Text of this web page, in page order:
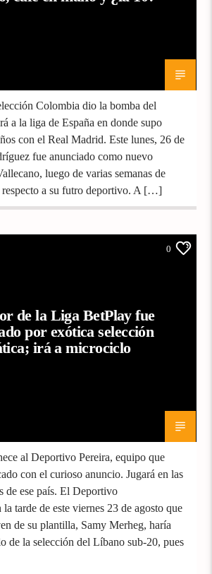
Colombia dio la bomba del
a la liga de España en donde supo
con el Real Madrid. Este lunes, 26 de
fue anunciado como nuevo
luego de varias semanas de
respecto a su futro deportivo. A […]
0
de la Liga BetPlay fue
por exótica selección
irá a microciclo
al Deportivo Pereira, equipo que
con el curioso anuncio. Jugará en las
de ese país. El Deportivo
tarde de este viernes 23 de agosto que
de su plantilla, Samy Merheg, haría
de la selección del Líbano sub-20, pues